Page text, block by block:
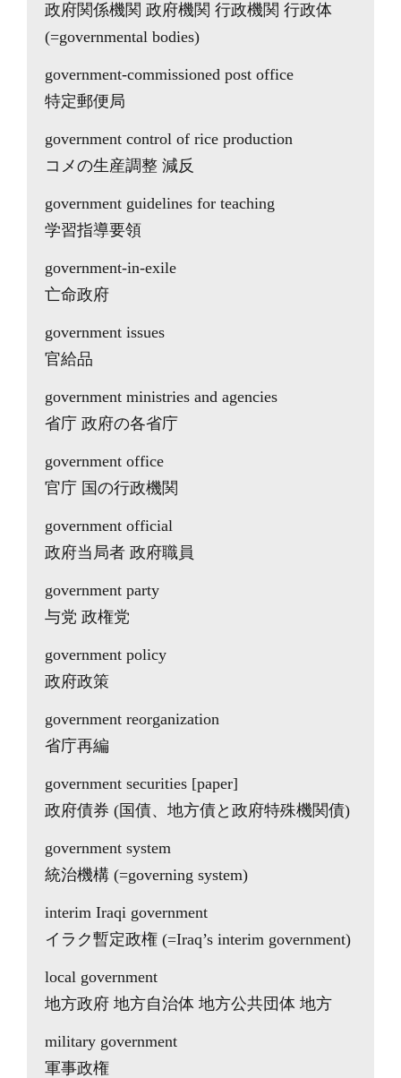
政府関係機関 政府機関 行政機関 行政体
(=governmental bodies)
government-commissioned post office
特定郵便局
government control of rice production
コメの生産調整 減反
government guidelines for teaching
学習指導要領
government-in-exile
亡命政府
government issues
官給品
government ministries and agencies
省庁 政府の各省庁
government office
官庁 国の行政機関
government official
政府当局者 政府職員
government party
与党 政権党
government policy
政府政策
government reorganization
省庁再編
government securities [paper]
政府債券 (国債、地方債と政府特殊機関債)
government system
統治機構 (=governing system)
interim Iraqi government
イラク暫定政権 (=Iraq’s interim government)
local government
地方政府 地方自治体 地方公共団体 地方
military government
軍事政権